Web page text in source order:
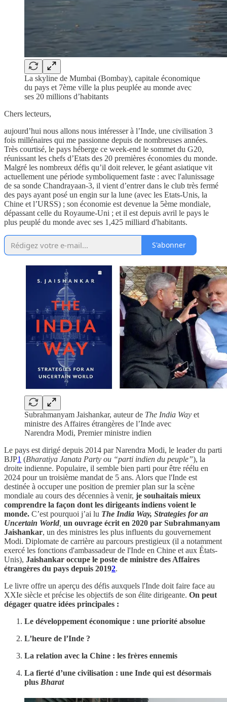
La skyline de Mumbai (Bombay), capitale économique
du pays et 7ème ville la plus peuplée au monde avec
ses 20 millions d’habitants
Chers lecteurs,
aujourd’hui nous allons nous intéresser à l’Inde, une civilisation 3
fois millénaires qui me passionne depuis de nombreuses années.
Très courtisé, le pays héberge ce week-end le sommet du G20,
réunissant les chefs d’Etats des 20 premières économies du monde.
Malgré les nombreux défis qu’il doit relever, le géant asiatique vit
actuellement une période symboliquement faste : avec l'alunissage
de sa sonde Chandrayaan-3, il vient d’entrer dans le club très fermé
des pays ayant posé un engin sur la lune (avec les Etats-Unis, la
Chine et l’URSS) ; son économie est devenue la 5ème mondiale,
dépassant celle du Royaume-Uni ; et il est depuis avril le pays le
plus peuplé du monde avec ses 1,425 milliard d'habitants.
S'abonner
Subrahmanyam Jaishankar, auteur de The India Way et
ministre des Affaires étrangères de l’Inde avec
Narendra Modi, Premier ministre indien
Le pays est dirigé depuis 2014 par Narendra Modi, le leader du parti
BJP1 (Bharatiya Janata Party ou “parti indien du peuple”), la
droite indienne. Populaire, il semble bien parti pour être réélu en
2024 pour un troisième mandat de 5 ans. Alors que l'Inde est
destinée à occuper une position de premier plan sur la scène
mondiale au cours des décennies à venir, je souhaitais mieux
comprendre la façon dont les dirigeants indiens voient le
monde. C’est pourquoi j’ai lu The India Way, Strategies for an
Uncertain World un ouvrage écrit en 2020 par Subrahmanyam
Jaishankar, un des ministres les plus influents du gouvernement
Modi. Diplomate de carrière au parcours prestigieux (il a notamment
exercé les fonctions d'ambassadeur de l'Inde en Chine et aux États-
Unis), Jaishankar occupe le poste de ministre des Affaires
étrangères du pays depuis 20192.
Le livre offre un aperçu des défis auxquels l'Inde doit faire face au
XXIe siècle et précise les objectifs de son élite dirigeante. On peut
dégager quatre idées principales :
Le développement économique : une priorité absolue
L’heure de l’Inde ?
La relation avec la Chine : les frères ennemis
La fierté d’une civilisation : une Inde qui est désormais
plus Bharat